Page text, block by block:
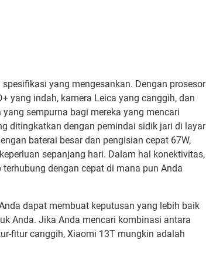
yang mengesankan. Dengan prosesor
yang indah, kamera Leica yang canggih, dan
sempurna bagi mereka yang mencari
ditingkatkan dengan pemindai sidik jari di layar
baterai besar dan pengisian cepat 67W,
sepanjang hari. Dalam hal konektivitas,
dengan cepat di mana pun Anda
dapat membuat keputusan yang lebih baik
Anda. Jika Anda mencari kombinasi antara
fitur canggih, Xiaomi 13T mungkin adalah